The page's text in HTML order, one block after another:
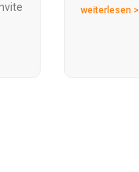
weiterlesen >